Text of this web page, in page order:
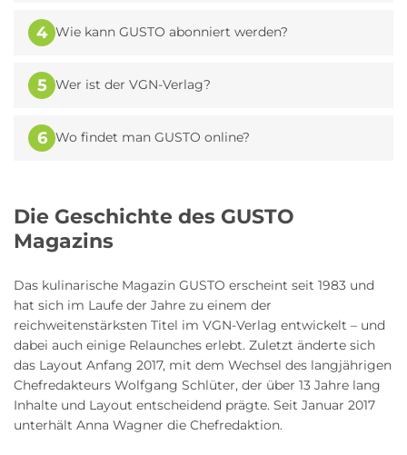
Die Geschichte des GUSTO
Magazins
Das kulinarische Magazin GUSTO erscheint seit 1983 und
hat sich im Laufe der Jahre zu einem der
reichweitenstärksten Titel im VGN-Verlag entwickelt – und
dabei auch einige Relaunches erlebt. Zuletzt änderte sich
das Layout Anfang 2017, mit dem Wechsel des langjährigen
Chefredakteurs Wolfgang Schlüter, der über 13 Jahre lang
Inhalte und Layout entscheidend prägte. Seit Januar 2017
unterhält Anna Wagner die Chefredaktion.
4 Wie kann GUSTO abonniert werden?
5 Wer ist der VGN-Verlag?
6 Wo findet man GUSTO online?